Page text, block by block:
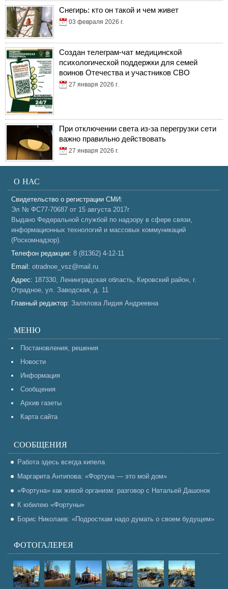
Снегирь: кто он такой и чем живет
03 февраля 2026 г.
Создан телеграм-чат медицинской
психологической поддержки для семей
воинов Отечества и участников СВО
27 января 2026 г.
При отключении света из-за перегрузки сети
важно правильно действовать
27 января 2026 г.
О НАС
Свидетельство о регистрации СМИ:
Эл № ФС77-70687 от 15 августа 2017г
Выдано Федеральной службой по надзору в сфере связи,
информационных технологий и массовых коммуникаций
(Роскомнадзор).
Телефон редакции: 8 (81362) 4-12-11
Email: otradnoe_vsz@mail.ru
Адрес: 187330, Ленинградская область, Кировский район, г.
Отрадное, ул. Заводская, д. 11
Главный редактор: Залялова Лидия Андреевна
МЕНЮ
Постановления, решения
Новости
Информация
Сообщения
Архив газеты
Карта сайта
СООБЩЕНИЯ
Работа здесь всегда кипела
Маргарита Антипова: «Фортуна — это мой дом»
«Фортуна» как живой организм: разговор с Натальей Дашонок
К юбилею «Фортуны»
Борис Николаев: «Подросткам надо думать о своем будущем»
ФОТОГАЛЕРЕЯ